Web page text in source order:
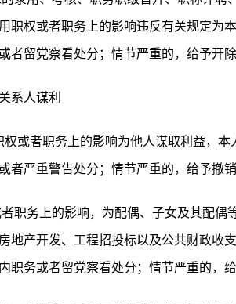
职权或者职务上的影响违反有关规定为
者留党察看处分；情节严重的，给予开除
系人谋利
权或者职务上的影响为他人谋取利益，
者严重警告处分；情节严重的，给予撤
职务上的影响，为配偶、子女及其配偶
地产开发、工程招投标以及公共财政收
职务或者留党察看处分；情节严重的，给